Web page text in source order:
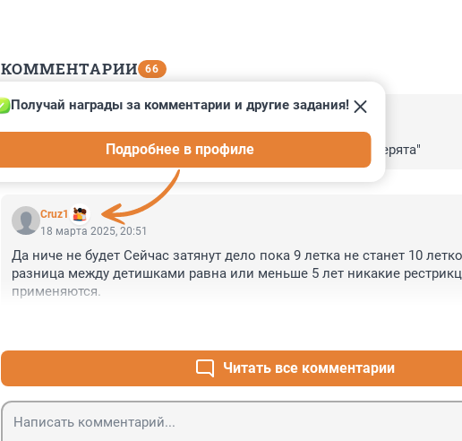
КОММЕНТАРИИ 66
Гость
Национальность не пишут. Хотя понятно что "ребята и зверята"
Cruz1
Получай награды за комментарии и другие задания!
Подробнее в профиле
18 марта 2025, 20:51
Да ниче не будет Сейчас затянут дело пока 9 летка не станет 10
разница между детишками равна или меньше 5 лет никакие
применяются.
Читать все комментарии